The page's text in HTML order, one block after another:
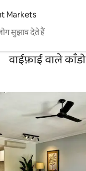
Markets
सुझाव देते हैं
वाईफ़ाई वाले काँडो